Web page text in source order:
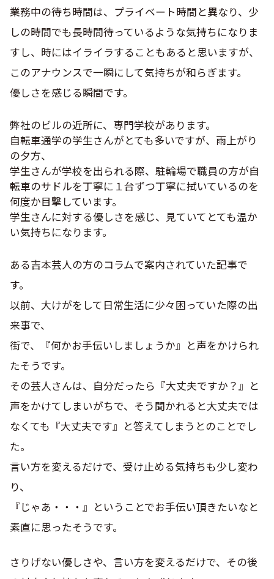
業務中の待ち時間は、プライベート時間と異なり、少
しの時間でも長時間待っているような気持ちになりま
すし、時にはイライラすることもあると思いますが、
このアナウンスで一瞬にして気持ちが和らぎます。
優しさを感じる瞬間です。
弊社のビルの近所に、専門学校があります。
自転車通学の学生さんがとても多いですが、雨上がり
の夕方、
学生さんが学校を出られる際、駐輪場で職員の方が自
転車のサドルを丁寧に１台ずつ丁寧に拭いているのを
何度か目撃しています。
学生さんに対する優しさを感じ、見ていてとても温か
い気持ちになります。
ある吉本芸人の方のコラムで案内されていた記事で
す。
以前、大けがをして日常生活に少々困っていた際の出
来事で、
街で、『何かお手伝いしましょうか』と声をかけられ
たそうです。
その芸人さんは、自分だったら『大丈夫ですか？』と
声をかけてしまいがちで、そう聞かれると大丈夫では
なくても『大丈夫です』と答えてしまうとのことでし
た。
言い方を変えるだけで、受け止める気持ちも少し変わ
り、
『じゃあ・・・』ということでお手伝い頂きたいなと
素直に思ったそうです。
さりげない優しさや、言い方を変えるだけで、その後